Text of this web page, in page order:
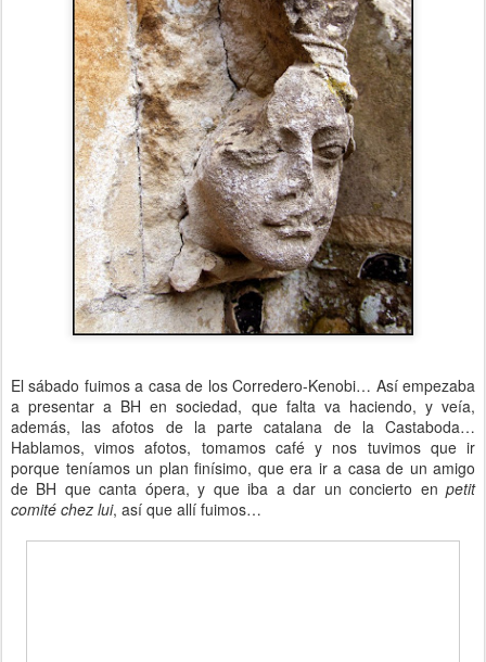
El sábado fuimos a casa de los Corredero-Kenobi… Así empezaba
a presentar a BH en sociedad, que falta va haciendo, y veía,
además, las afotos de la parte catalana de la Castaboda…
Hablamos, vimos afotos, tomamos café y nos tuvimos que ir
porque teníamos un plan finísimo, que era ir a casa de un amigo
de BH que canta ópera, y que iba a dar un concierto en petit
comité chez lui, así que allí fuimos…